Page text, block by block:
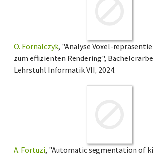
O. Fornalczyk, "Analyse Voxel-
zum effizienten Rendering",
Lehrstuhl Informatik VII, 2024.
A. Fortuzi, "Automatic segmentation of